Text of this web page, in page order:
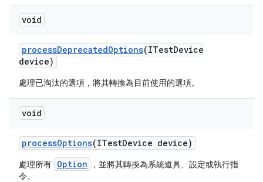
void
processDeprecatedOptions(ITestDevice
device)
處理已淘汰的選項，將其轉換為目前使用的選項。
void
processOptions(ITestDevice device)
處理所有 Option
，並將其轉換為系統道具、設定或執行指
令。